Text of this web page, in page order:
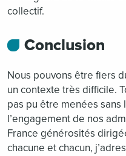
collectif.
Conclusion
Nous pouvons être fiers
un contexte très difficile.
pas pu être menées sans
l’engagement de nos
France générosités
chacune et chacun,